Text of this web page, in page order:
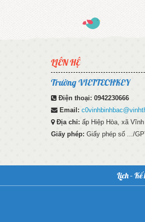
LIÊN HỆ
Trường VIETTECHKEY
Điện thoại: 0942230666
Email:
Địa chỉ: ấp Hiệp Hòa, xã
Giấy phép: Giấy phép số .../
Lịch –